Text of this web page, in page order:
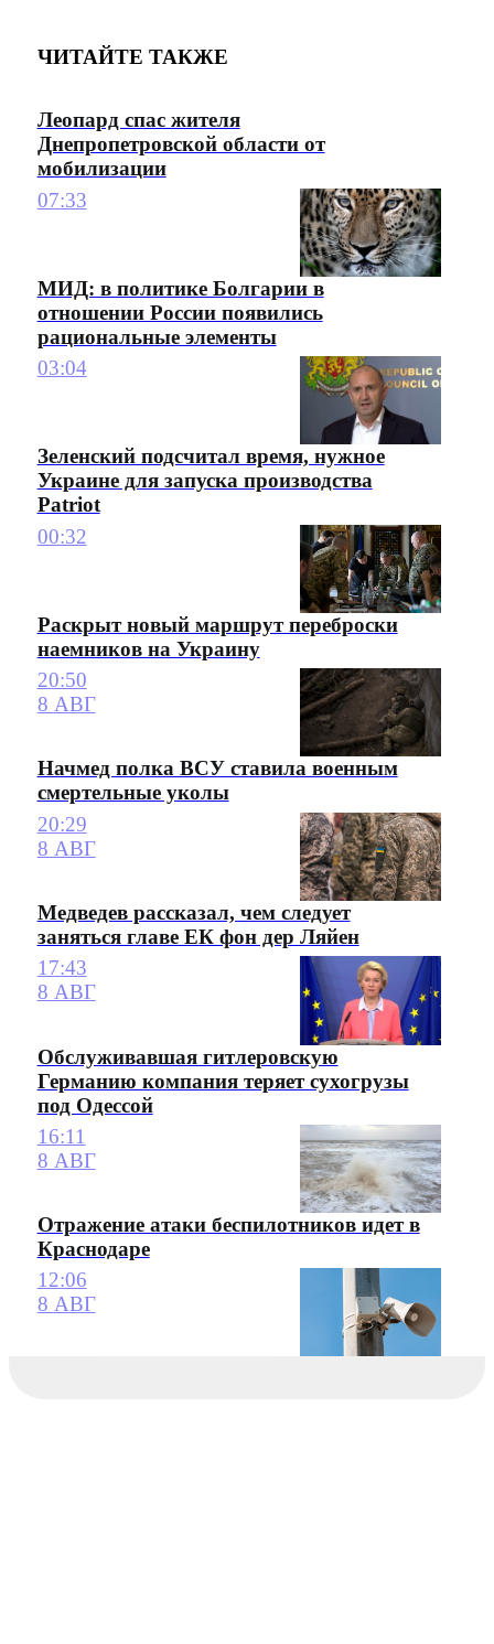
ЧИТАЙТЕ ТАКЖЕ
Леопард спас жителя
Днепропетровской области от
мобилизации
07:33
МИД: в политике Болгарии в
отношении России появились
рациональные элементы
03:04
Зеленский подсчитал время, нужное
Украине для запуска производства
Patriot
00:32
Раскрыт новый маршрут переброски
наемников на Украину
20:50
8 АВГ
Начмед полка ВСУ ставила военным
смертельные уколы
20:29
8 АВГ
Медведев рассказал, чем следует
заняться главе ЕК фон дер Ляйен
17:43
8 АВГ
Обслуживавшая гитлеровскую
Германию компания теряет сухогрузы
под Одессой
16:11
8 АВГ
Отражение атаки беспилотников идет в
Краснодаре
12:06
8 АВГ